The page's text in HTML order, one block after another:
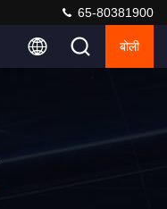
65-80381900
बोली